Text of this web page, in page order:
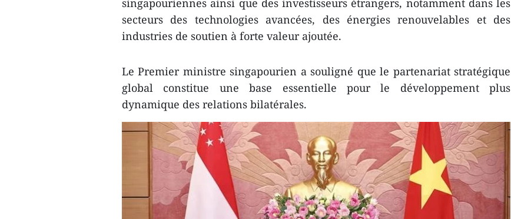
singapouriennes ainsi que des investisseurs étrangers, notamment dans les
secteurs des technologies avancées, des énergies renouvelables et des
industries de soutien à forte valeur ajoutée.
Le Premier ministre singapourien a souligné que le partenariat stratégique
global constitue une base essentielle pour le développement plus
dynamique des relations bilatérales.